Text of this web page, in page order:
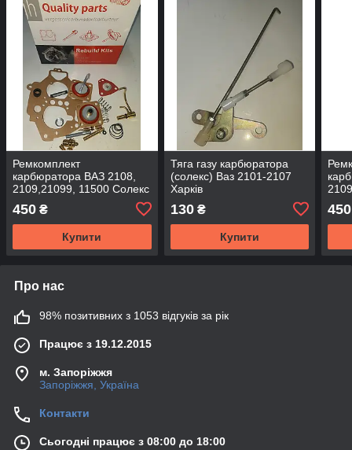
Ремкомплект
карбюратора ВАЗ 2108,
2109,21099, 11500 Солекс
450 ₴
Купити
Тяга газу карбюратора
(солекс) Ваз 2101-2107
Харків
130₴
Купити
450
Про нас
98% позитивних з 1053 відгуків за рік
Працює з 19.12.2015
м. Запоріжжя
Запоріжжя, Україна
Контакти
Сьогодні працює з 08:00 до 18:00